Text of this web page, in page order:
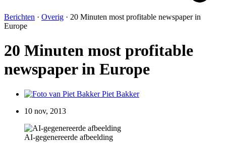
Berichten · Overig · 20 Minuten most profitable newspaper in
Europe
20 Minuten most profitable
newspaper in Europe
Piet Bakker
10 nov, 2013
AI-gegenereerde afbeelding